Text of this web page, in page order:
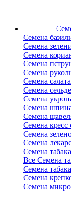
Семена
Семена
Семена
Семена
Семена
Семена салата
Семена
Семена
Семена
Семена
Семена кресс
Семена
Семена
Семена
Все Семена
Семена
Семена
Семена